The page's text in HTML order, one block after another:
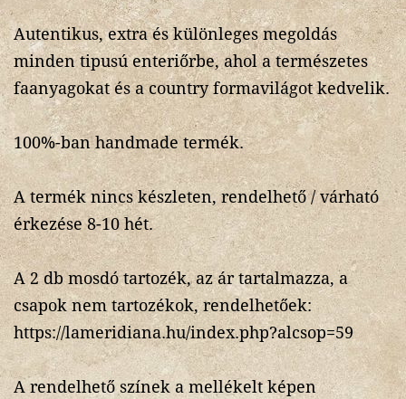
Autentikus, extra és különleges megoldás
minden tipusú enteriőrbe, ahol a természetes
faanyagokat és a country formavilágot kedvelik.
100%-ban handmade termék.
A termék nincs készleten, rendelhető / várható
érkezése 8-10 hét.
A 2 db mosdó tartozék, az ár tartalmazza, a
csapok nem tartozékok, rendelhetőek:
https://lameridiana.hu/index.php?alcsop=59
A rendelhető színek a mellékelt képen